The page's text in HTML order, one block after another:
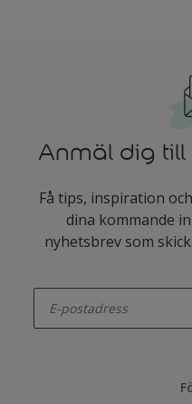
Anmäl dig
Få tips, inspiration
dina kommande
nyhetsbrev som